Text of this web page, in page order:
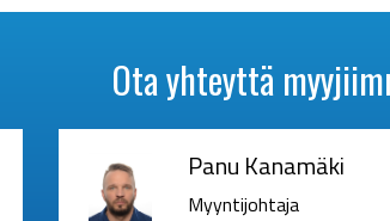
Ota yhteyttä
Panu Kanamäki
Myyntijohtaja